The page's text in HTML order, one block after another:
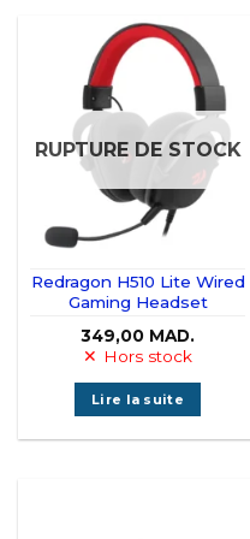
RUPTURE DE STOCK
Redragon H510 Lite Wired
Gaming Headset
349,00 MAD.
Hors stock
Lire la suite